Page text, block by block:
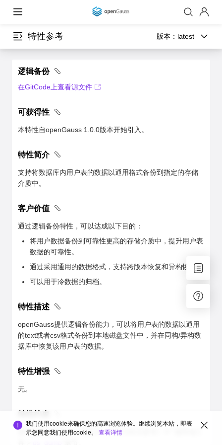
特性参考 版本： latest
逻辑备份
在GitCode上查看源文件
可获得性
本特性自openGauss 1.0.0版本开始引入。
特性简介
支持将数据库内用户表的数据以通用格式备份到指定的存储
介质中。
客户价值
通过逻辑备份特性，可以达成以下目的：
将用户数据备份到可靠性更高的存储介质中，提升用户表
数据的可靠性。
通过采用通用的数据格式，支持跨版本恢复和异构恢复。
可以用于冷数据的归档。
特性描述
openGauss提供逻辑备份能力，可以将用户表的数据以通用
的text或者csv格式备份到本地磁盘文件中，并在同构/异构数
据库中恢复该用户表的数据。
特性增强
无。
特性约束
逻辑备份的约束条件请参见《工具与命令参考》中“ 服务端工
我们使用cookie来确保您的高速浏览体验。继续浏览本站，即表
示您同意我们使用cookie。 查看详情